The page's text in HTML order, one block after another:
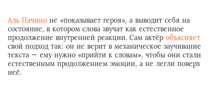
Аль Пачино не «показывает героя», а выводит себя на
состояние, в котором слова звучат как естественное
продолжение внутренней реакции. Сам актёр объясняет
свой подход так: он не верит в механическое заучивание
текста — ему нужно «прийти к словам», чтобы они стали
естественным продолжением эмоции, а не легли поверх
неё.